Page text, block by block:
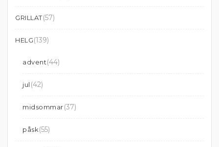
GRILLAT(57)
HELG(139)
advent(44)
jul (42)
midsommar(37)
påsk(55)